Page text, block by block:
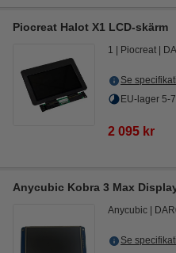
Piocreat Halot X1 LCD-skärm
1 Piocreat
Se
EU-lager 5-
2 095 kr
Anycubic Kobra 3 Max
Anycubic
Se